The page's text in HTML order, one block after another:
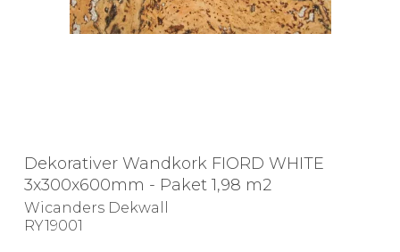
Dekorativer Wandkork FIORD WHITE
3x300x600mm - Paket 1,98 m2
Wicanders Dekwall
RY19001